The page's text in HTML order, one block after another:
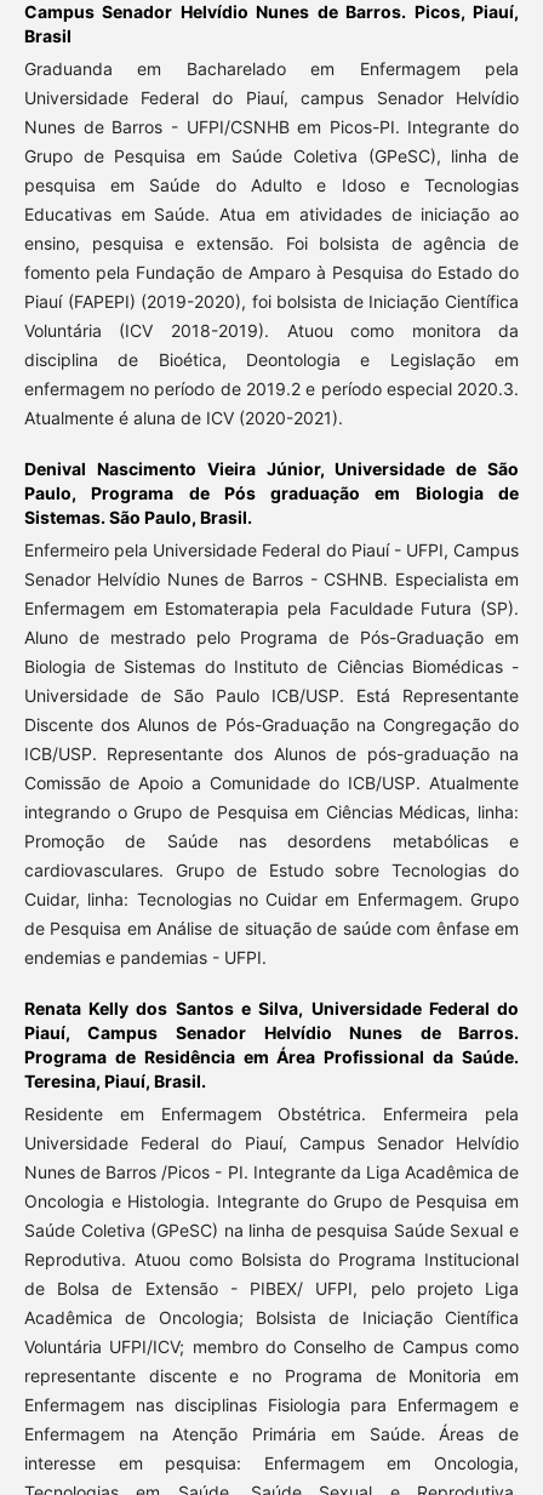
Campus Senador Helvídio Nunes de Barros. Picos, Piauí,
Brasil
Graduanda em Bacharelado em Enfermagem pela
Universidade Federal do Piauí, campus Senador Helvídio
Nunes de Barros - UFPI/CSNHB em Picos-PI. Integrante do
Grupo de Pesquisa em Saúde Coletiva (GPeSC), linha de
pesquisa em Saúde do Adulto e Idoso e Tecnologias
Educativas em Saúde. Atua em atividades de iniciação ao
ensino, pesquisa e extensão. Foi bolsista de agência de
fomento pela Fundação de Amparo à Pesquisa do Estado do
Piauí (FAPEPI) (2019-2020), foi bolsista de Iniciação Científica
Voluntária (ICV 2018-2019). Atuou como monitora da
disciplina de Bioética, Deontologia e Legislação em
enfermagem no período de 2019.2 e período especial 2020.3.
Atualmente é aluna de ICV (2020-2021).
Denival Nascimento Vieira Júnior,Universidade de São
Paulo, Programa de Pós graduação em Biologia de
Sistemas. São Paulo, Brasil.
Enfermeiro pela Universidade Federal do Piauí - UFPI, Campus
Senador Helvídio Nunes de Barros - CSHNB. Especialista em
Enfermagem em Estomaterapia pela Faculdade Futura (SP).
Aluno de mestrado pelo Programa de Pós-Graduação em
Biologia de Sistemas do Instituto de Ciências Biomédicas -
Universidade de São Paulo ICB/USP. Está Representante
Discente dos Alunos de Pós-Graduação na Congregação do
ICB/USP. Representante dos Alunos de pós-graduação na
Comissão de Apoio a Comunidade do ICB/USP. Atualmente
integrando o Grupo de Pesquisa em Ciências Médicas, linha:
Promoção de Saúde nas desordens metabólicas e
cardiovasculares. Grupo de Estudo sobre Tecnologias do
Cuidar, linha: Tecnologias no Cuidar em Enfermagem. Grupo
de Pesquisa em Análise de situação de saúde com ênfase em
endemias e pandemias - UFPI.
Renata Kelly dos Santos e Silva, Universidade Federal do
Piauí, Campus Senador Helvídio Nunes de Barros.
Programa de Residência em Área Profissional da Saúde.
Teresina, Piauí, Brasil.
Residente em Enfermagem Obstétrica. Enfermeira pela
Universidade Federal do Piauí, Campus Senador Helvídio
Nunes de Barros /Picos - PI. Integrante da Liga Acadêmica de
Oncologia e Histologia. Integrante do Grupo de Pesquisa em
Saúde Coletiva (GPeSC) na linha de pesquisa Saúde Sexual e
Reprodutiva. Atuou como Bolsista do Programa Institucional
de Bolsa de Extensão - PIBEX/ UFPI, pelo projeto Liga
Acadêmica de Oncologia; Bolsista de Iniciação Científica
Voluntária UFPI/ICV; membro do Conselho de Campus como
representante discente e no Programa de Monitoria em
Enfermagem nas disciplinas Fisiologia para Enfermagem e
Enfermagem na Atenção Primária em Saúde. Áreas de
interesse em pesquisa: Enfermagem em Oncologia,